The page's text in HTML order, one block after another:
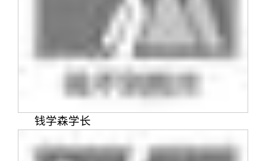
理事会名单
制度法规
钱学森学长